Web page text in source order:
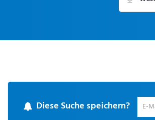
Suche
Diese Suche speichern?
Um